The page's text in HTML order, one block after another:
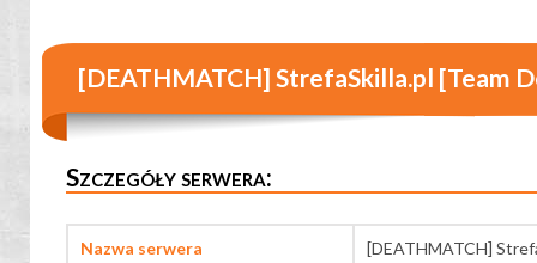
[DEATHMATCH] StrefaSkilla.pl [Team
Szczegóły serwera:
Nazwa serwera [DEATHMATCH]